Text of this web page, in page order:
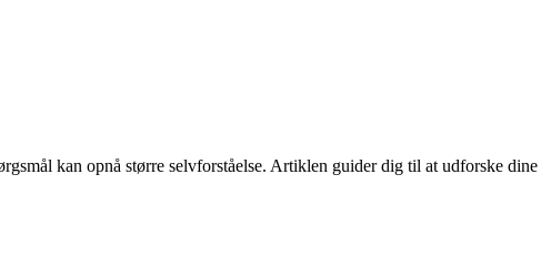
kan opnå større selvforståelse. Artiklen guider dig til at udforske